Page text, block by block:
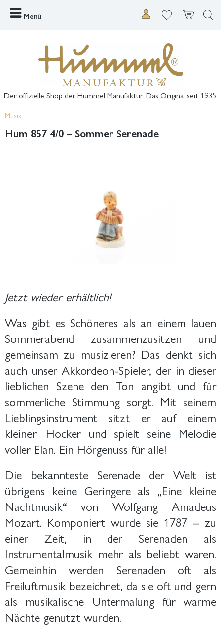
Menü
Der offizielle Shop der Hummel Manufaktur. Das Original seit 1935.
Musik
Hum 857 4/0 – Sommer Serenade
Jetzt wieder erhältlich!
Was gibt es Schöneres als an einem lauen
Sommerabend zusammenzusitzen und
gemeinsam zu musizieren? Das denkt sich
auch unser Akkordeon-Spieler, der in dieser
lieblichen Szene den Ton angibt und für
sommerliche Stimmung sorgt. Mit seinem
Lieblingsinstrument sitzt er auf einem
kleinen Hocker und spielt seine Melodie
voller Elan. Ein Hörgenuss für alle!
Die bekannteste Serenade der Welt ist
übrigens keine Geringere als „Eine kleine
Nachtmusik“ von Wolfgang Amadeus
Mozart. Komponiert wurde sie 1787 – zu
einer Zeit, in der Serenaden als
Instrumentalmusik mehr als beliebt waren.
Gemeinhin werden Serenaden oft als
Freiluftmusik bezeichnet, da sie oft und gern
als musikalische Untermalung für warme
Nächte genutzt wurden.